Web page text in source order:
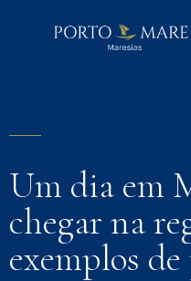
Um dia em
chegar na
exemplos de